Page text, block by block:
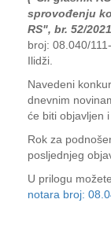
sprovođenju
RS", br. 52/
broj: 08.040/
Ilidži.
Navedeni
dnevnim
će biti objavljen
Rok za
posljednjeg
U prilogu
notara broj: